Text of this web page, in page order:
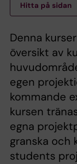
Hitta på sidan
Denna
översikt av
egen
kommande
kursen
egna
granska och
students